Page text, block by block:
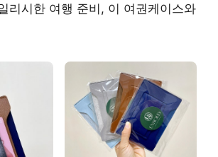
리시한 여행 준비, 이 여권케이스와